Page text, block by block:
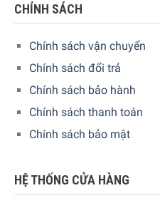
Khối lượng sấy và
CHÍNH SÁCH
Chính sách vận chuyển
Chính sách đổi trả
Chính sách bảo hành
Chính sách thanh toán
Chính sách bảo mật
HỆ THỐNG CỬA HÀNG